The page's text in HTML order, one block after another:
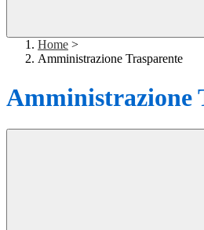
Home >
Amministrazione Trasparente
Amministrazione